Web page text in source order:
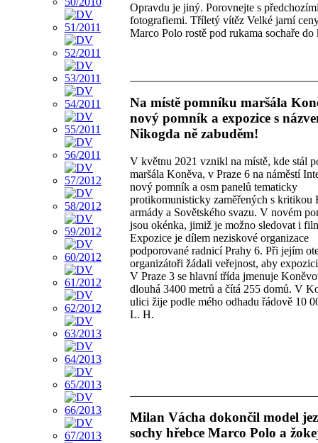
Opravdu je jiný. Porovnejte s
fotografiemi. Tříletý vítěz Velké jarní
Marco Polo rostě pod rukama sochaře do
Na místě pomníku maršála
nový pomník a expozice s
Nikogda ně zabuděm!
V květnu 2021 vznikl na místě, kde stál
maršála Koněva, v Praze 6 na náměstí
nový pomník a osm panelů tematicky
protikomunisticky zaměřených s kritikou
armády a Sovětského svazu. V novém
jsou okénka, jimiž je možno sledovat i
Expozice je dílem neziskové organizace
podporované radnicí Prahy 6. Při jejím
organizátoři žádali veřejnost, aby
V Praze 3 se hlavní třída jmenuje
dlouhá 3400 metrů a čítá 255 domů. V
ulici žije podle mého odhadu řádově 10
L. H.
Milan Vácha dokončil model
sochy hřebce Marco Polo a